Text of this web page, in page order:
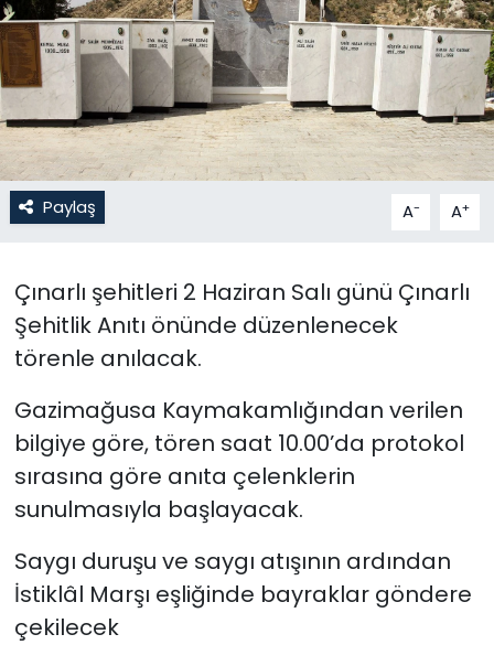
Paylaş A- A+
Çınarlı şehitleri 2 Haziran Salı günü Çınarlı
Şehitlik Anıtı önünde düzenlenecek
törenle anılacak.
Gazimağusa Kaymakamlığından verilen
bilgiye göre, tören saat 10.00’da protokol
sırasına göre anıta çelenklerin
sunulmasıyla başlayacak.
Saygı duruşu ve saygı atışının ardından
İstiklâl Marşı eşliğinde bayraklar göndere
çekilecek
KKTC YEREL SEÇİM 2018
Kültür Sanat
Magazin
Moda
Otomobil Dünyası
Politika
SAĞLIK
Spor
TÜRKiYE